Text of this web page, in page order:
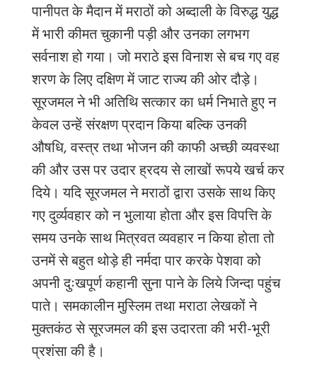
पानीपत के मैदान में मराठों को अब्दाली के विरुद्ध युद्ध
में भारी कीमत चुकानी पड़ी और उनका लगभग
सर्वनाश हो गया। जो मराठे इस विनाश से बच गए वह
शरण के लिए दक्षिण में जाट राज्य की ओर दौड़े।
सूरजमल ने भी अतिथि सत्कार का धर्म निभाते हुए न
केवल उन्हें संरक्षण प्रदान किया बल्कि उनकी
औषधि, वस्त्र तथा भोजन की काफी अच्छी व्यवस्था
की और उस पर उदार ह्रदय से लाखों रूपये खर्च कर
दिये। यदि सूरजमल ने मराठों द्वारा उसके साथ किए
गए दुर्व्यवहार को न भुलाया होता और इस विपत्ति के
समय उनके साथ मित्रवत व्यवहार न किया होता तो
उनमें से बहुत थोड़े ही नर्मदा पार करके पेशवा को
अपनी दुःखपूर्ण कहानी सुना पाने के लिये जिन्दा पहुंच
पाते। समकालीन मुस्लिम तथा मराठा लेखकों ने
मुक्तकंठ से सूरजमल की इस उदारता की भरी-भूरी
प्रशंसा की है।